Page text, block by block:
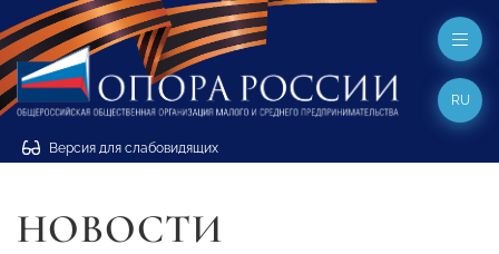
Версия для слабовидящих
RU
НОВОСТИ